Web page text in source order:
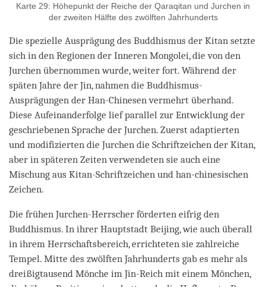
Karte 29: Höhepunkt der Reiche der Qaraqitan und Jurchen in
der zweiten Hälfte des zwölften Jahrhunderts
Die spezielle Ausprägung des Buddhismus der Kitan setzte
sich in den Regionen der Inneren Mongolei, die von den
Jurchen übernommen wurde, weiter fort. Während der
späten Jahre der Jin, nahmen die Buddhismus-
Ausprägungen der Han-Chinesen vermehrt überhand.
Diese Aufeinanderfolge lief parallel zur Entwicklung der
geschriebenen Sprache der Jurchen. Zuerst adaptierten
und modifizierten die Jurchen die Schriftzeichen der Kitan,
aber in späteren Zeiten verwendeten sie auch eine
Mischung aus Kitan-Schriftzeichen und han-chinesischen
Zeichen.
Die frühen Jurchen-Herrscher förderten eifrig den
Buddhismus. In ihrer Hauptstadt Beijing, wie auch überall
in ihrem Herrschaftsbereich, errichteten sie zahlreiche
Tempel. Mitte des zwölften Jahrhunderts gab es mehr als
dreißigtausend Mönche im Jin-Reich mit einem Mönchen,